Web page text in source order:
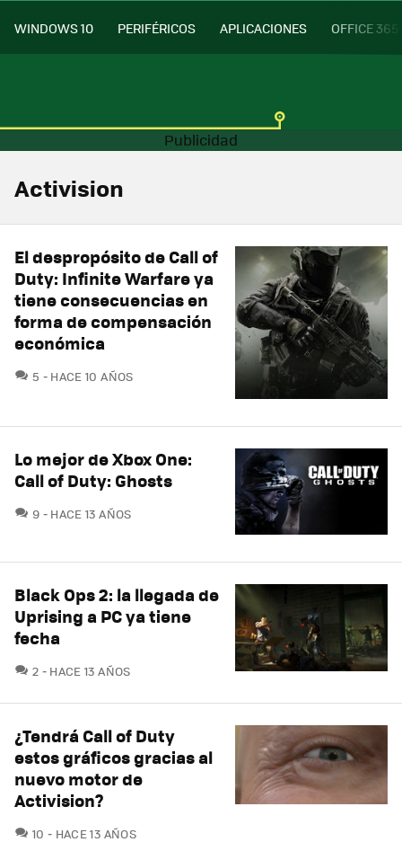
WINDOWS 10 PERIFÉRICOS APLICACIONES OFFICE 365
Activision
El despropósito de Call of
Duty: Infinite Warfare ya
tiene consecuencias en
forma de compensación
económica
5 COMENTARIOS
HACE 10 AÑOS
Lo mejor de Xbox One:
Call of Duty: Ghosts
9 COMENTARIOS
HACE 13 AÑOS
Black Ops 2: la llegada de
Uprising a PC ya tiene
fecha
2 COMENTARIOS
HACE 13 AÑOS
¿Tendrá Call of Duty
estos gráficos gracias al
nuevo motor de
Activision?
10 COMENTARIOS
HACE 13 AÑOS